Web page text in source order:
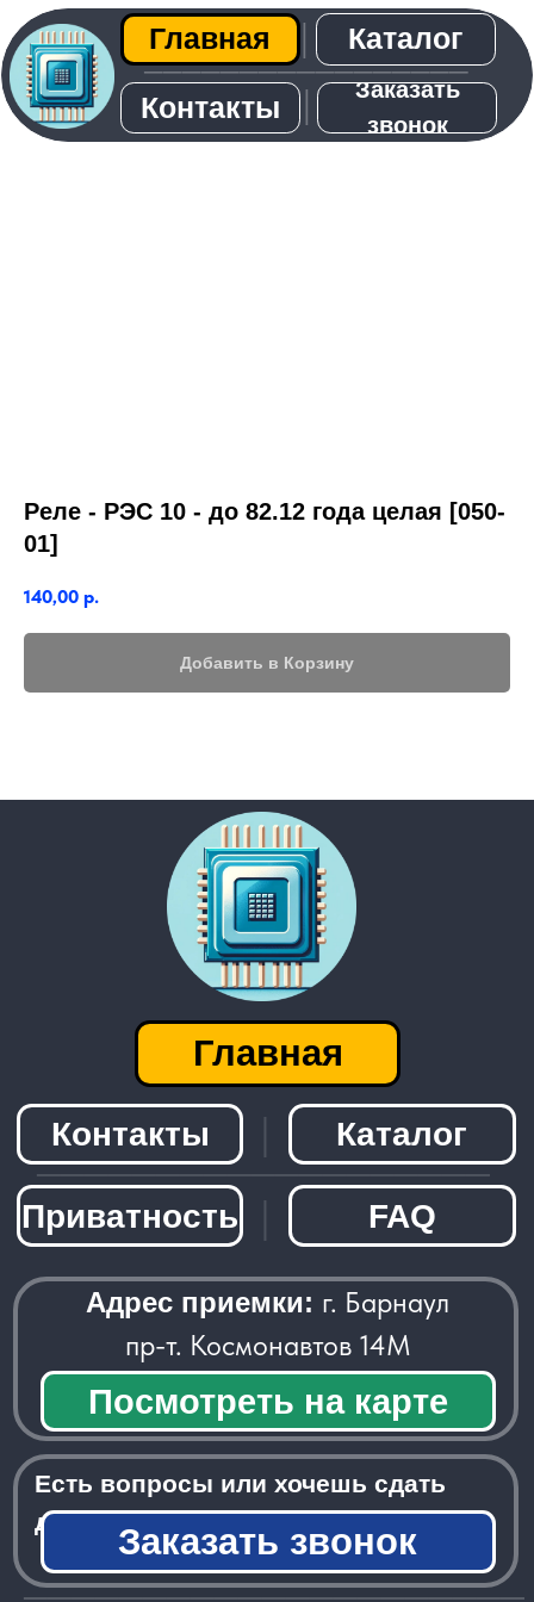
Главная Каталог
Контакты
─────────────────
│
Заказать
звонок
│
Реле - РЭС 10 - до 82.12 года целая [050-
01]
140,00 р.
Добавить в Корзину
───────────────────
│
Каталог
FAQ
─────────────────────
© 2026 - Radiolom22.ru
Есть вопросы или хочешь сдать
Заказать звонок
Посмотреть на карте
Адрес приемки: г. Барнаул
пр-т. Космонавтов 14М